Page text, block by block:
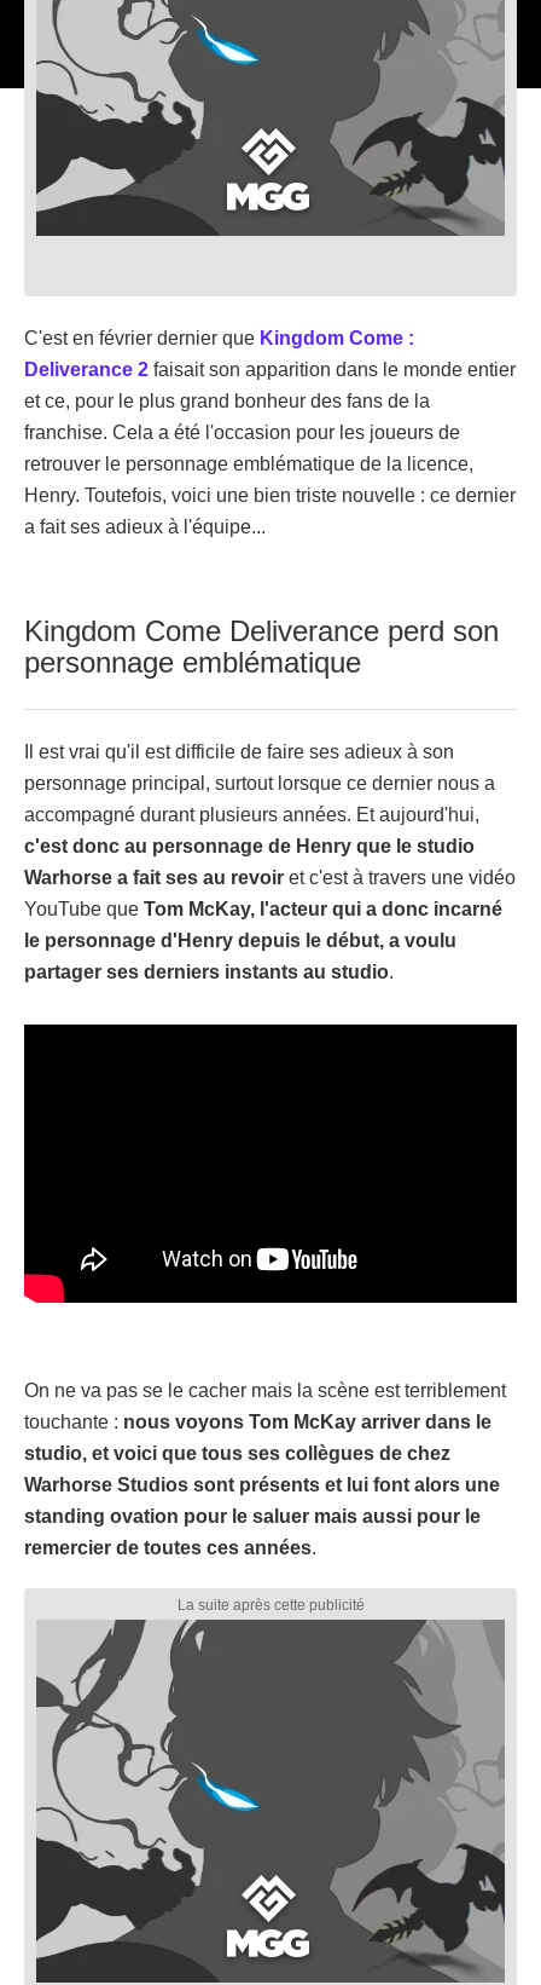
C'est en février dernier que Kingdom Come :
Deliverance 2 faisait son apparition dans le monde entier
et ce, pour le plus grand bonheur des fans de la
franchise. Cela a été l'occasion pour les joueurs de
retrouver le personnage emblématique de la licence,
Henry. Toutefois, voici une bien triste nouvelle : ce dernier
a fait ses adieux à l'équipe...
Kingdom Come Deliverance perd son
personnage emblématique
Il est vrai qu'il est difficile de faire ses adieux à son
personnage principal, surtout lorsque ce dernier nous a
accompagné durant plusieurs années. Et aujourd'hui,
c'est donc au personnage de Henry que le studio
Warhorse a fait ses au revoir et c'est à travers une vidéo
YouTube que Tom McKay, l'acteur qui a donc incarné
le personnage d'Henry depuis le début, a voulu
partager ses derniers instants au studio.
On ne va pas se le cacher mais la scène est terriblement
touchante : nous voyons Tom McKay arriver dans le
studio, et voici que tous ses collègues de chez
Warhorse Studios sont présents et lui font alors une
standing ovation pour le saluer mais aussi pour le
remercier de toutes ces années.